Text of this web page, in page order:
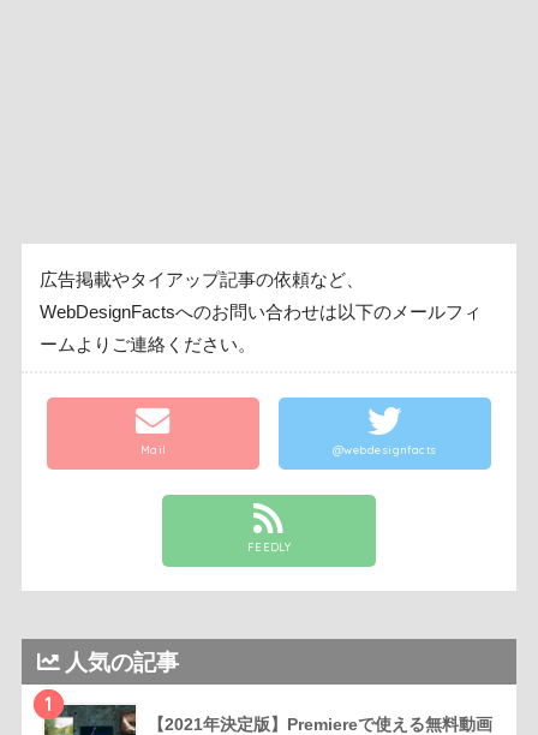
広告掲載やタイアップ記事の依頼など、
WebDesignFactsへのお問い合わせは以下のメールフィ
ームよりご連絡ください。
Mail @webdesignfacts
FEEDLY
人気の記事
1
【2021年決定版】Premiereで使える無料動画